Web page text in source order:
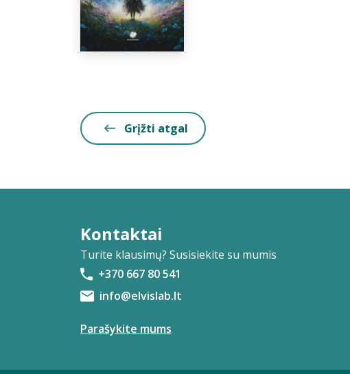
Grįžti atgal
Kontaktai
Turite klausimų? Susisiekite su mumis
+370 667 80 541
info@elvislab.lt
Parašykite mums